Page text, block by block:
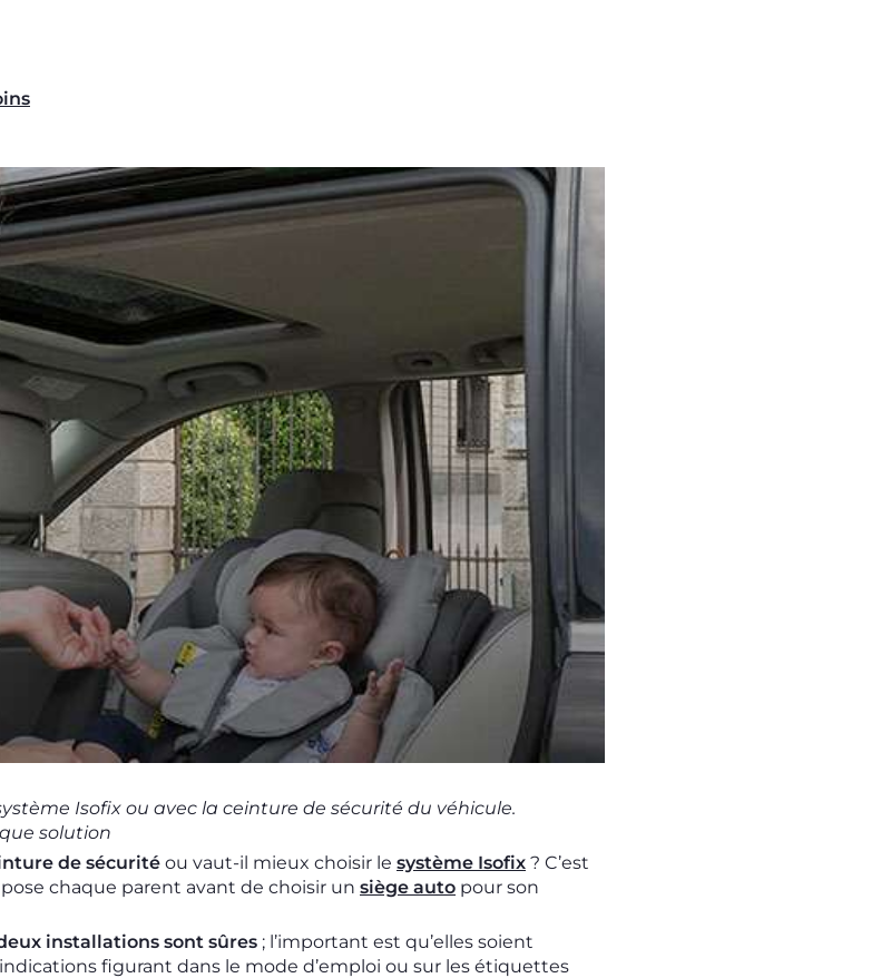
Isofix ou avec la ceinture de sécurité du véhicule.
solution
de sécurité ou vaut-il mieux choisir le système Isofix ? C’est
chaque parent avant de choisir un siège auto pour son
installations sont sûres ; l’important est qu’elles soient
figurant dans le mode d’emploi ou sur les étiquettes